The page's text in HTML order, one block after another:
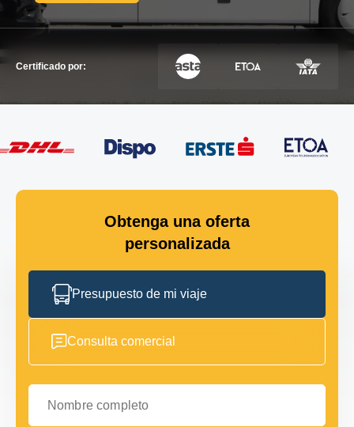
Certificado por:
Obtenga una oferta
personalizada
Presupuesto de mi viaje
Consulta comercial
Nombre completo